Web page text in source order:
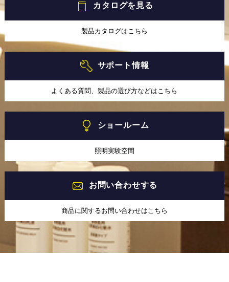
カタログを見る
製品カタログはこちら
サポート情報
よくある質問、製品の選び方などはこちら
ショールーム
照明実験空間
お問い合わせする
商品に関するお問い合わせはこちら